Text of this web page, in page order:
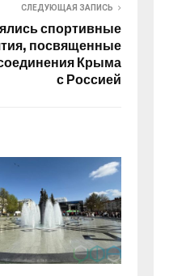
СЛЕДУЮЩАЯ ЗАПИСЬ
спортивные
посвященные
Крыма
с Россией